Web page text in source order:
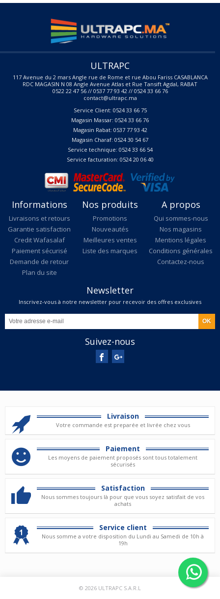
ULTRAPC
117 Avenue du 2 mars Angle rue de Rome et rue Abou Fariss CASABLANCA
RDC MAGASIN N 08 Angle Avenue Atlas et Rue Tansift Agdal, RABAT
0522 22 47 56 // 0537 77 93 42 // 0524 33 66 76
contact@ultrapc.ma
Service Client: 0524 33 66 75
Magasin Massar: 0524 33 66 76
Magasin Rabat: 0537 77 93 42
Magasin Charaf: 0524 30 54 67
Service technique: 0524 33 66 54
Service facturation: 0524 20 06 40
Informations
Livraisons et retours
Garantie satisfaction
Credit Wafasalaf
Paiement sécurisé
Demande de retour
Plan du site
Nos produits
Promotions
Nouveautés
Meilleures ventes
Liste des marques
A propos
Qui sommes-nous
Nos magasins
Mentions légales
Conditions générales
Contactez-nous
Newsletter
Inscrivez-vous à notre newsletter pour recevoir des offres exclusives
Suivez-nous
Livraison
Votre commande est preparée et livrée chez vous
Paiement
Les moyens de paiement proposés sont tous totalement
sécurisés
Satisfaction
Nous sommes toujours là pour que vous soyez satisfait de vos
achats
Service client
Nous somme a votre disposition du Lundi au Samedi de 10h à
19h
© 2026 ULTRAPC S.A.R.L